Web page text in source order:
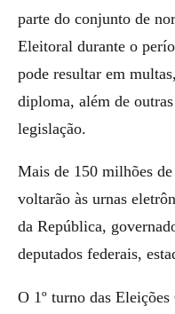
parte do conjunto de
Eleitoral durante o
pode resultar em
diploma, além de
legislação.
Mais de 150 milhões
voltarão às urnas
da República,
deputados federais,
O 1º turno das